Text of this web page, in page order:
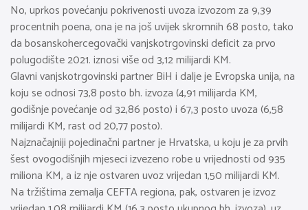
No, uprkos povećanju pokrivenosti uvoza izvozom za 9,39
procentnih poena, ona je na još uvijek skromnih 68 posto, tako
da bosanskohercegovački vanjskotrgovinski deficit za prvo
polugodište 2021. iznosi više od 3,12 milijardi KM.
Glavni vanjskotrgovinski partner BiH i dalje je Evropska unija, na
koju se odnosi 73,8 posto bh. izvoza (4,91 milijarda KM,
godišnje povećanje od 32,86 posto) i 67,3 posto uvoza (6,58
milijardi KM, rast od 20,77 posto).
Najznačajniji pojedinačni partner je Hrvatska, u koju je za prvih
šest ovogodišnjih mjeseci izvezeno robe u vrijednosti od 935
miliona KM, a iz nje ostvaren uvoz vrijedan 1,50 milijardi KM.
Na tržištima zemalja CEFTA regiona, pak, ostvaren je izvoz